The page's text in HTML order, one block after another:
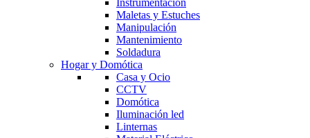
Instrumentación
Maletas y Estuches
Manipulación
Mantenimiento
Soldadura
Hogar y Domótica
Casa y Ocio
CCTV
Domótica
Iluminación led
Linternas